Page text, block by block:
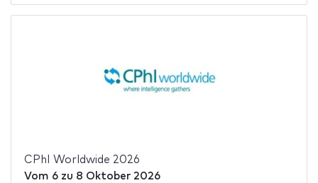
CPhI Worldwide 2026
Vom 6zu 8 Oktober 2026